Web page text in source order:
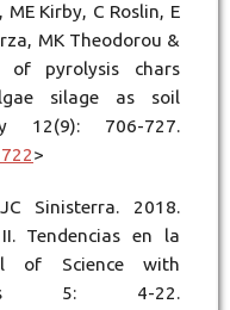
Kirby, C Roslin, E
MK Theodorou &
of pyrolysis chars
silage as soil
12(9): 706-727.
>
Sinisterra. 2018.
Tendencias en la
of Science with
5: 4-22.